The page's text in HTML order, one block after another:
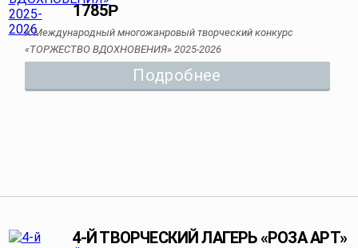
1785Р
X Международный многожанровый творческий конкурс
«ТОРЖЕСТВО ВДОХНОВЕНИЯ» 2025-2026
Подробнее
4-Й ТВОРЧЕСКИЙ ЛАГЕРЬ «РОЗА АРТ»